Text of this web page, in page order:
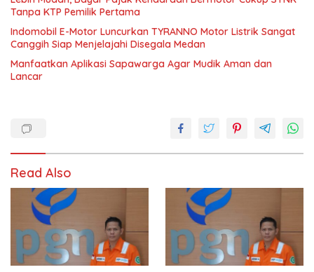
Tanpa KTP Pemilik Pertama
Indomobil E-Motor Luncurkan TYRANNO Motor Listrik Sangat
Canggih Siap Menjelajahi Disegala Medan
Manfaatkan Aplikasi Sapawarga Agar Mudik Aman dan
Lancar
Read Also